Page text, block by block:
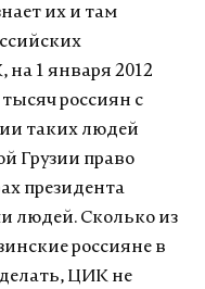
их и там
1 января 2012
россиян с
таких людей
Грузии право
президента
людей. Сколько из
россияне в
ЦИК не